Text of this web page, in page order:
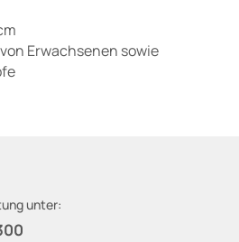
Erwachsenen sowie
unter: